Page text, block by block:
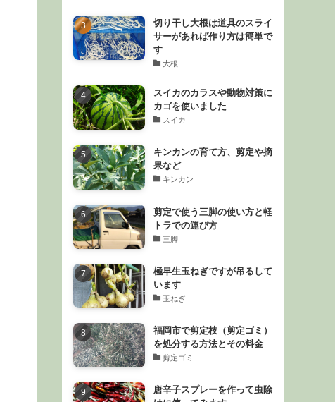
切り干し大根は道具のスライ
サーがあれば作り方は簡単で
す
大根
スイカのカラスや動物対策に
カゴを使いました
スイカ
キンカンの育て方、剪定や摘
果など
キンカン
剪定で使う三脚の使い方と軽
トラでの運び方
三脚
極早生玉ねぎですが吊るして
います
玉ねぎ
福岡市で剪定枝（剪定ゴミ）
を処分する方法とその料金
剪定ゴミ
唐辛子スプレーを作って虫除